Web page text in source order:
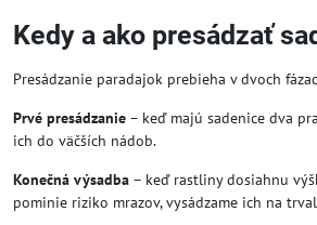
Kedy a ako presádzať
Presádzanie paradajok prebieha v dvoch
Prvé presádzanie – keď majú sadenice dva
ich do väčších nádob.
Konečná výsadba – keď rastliny dosiahnu
pominie riziko mrazov, vysádzame ich na